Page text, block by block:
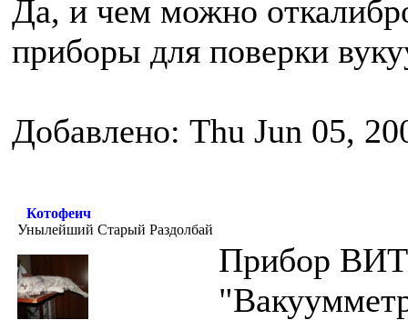
Да, и чем можно
приборы для поверки
Добавлено: Thu Jun 05,
Котофеич
Унылейший Старый Раздолбай
Прибор ВИТ